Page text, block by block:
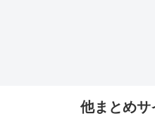
他まとめサ